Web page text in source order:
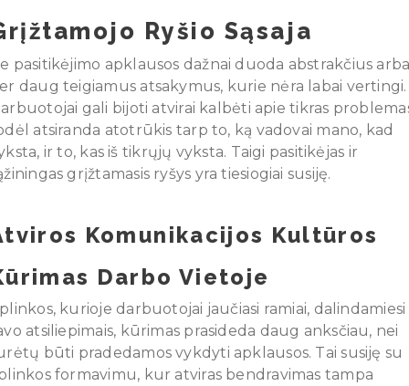
Ryšio Sąsaja
pasitikėjimo apklausos dažnai duoda abstrakčius
daug teigiamus atsakymus, kurie nėra labai vertingi.
gali bijoti atvirai kalbėti apie tikras
atsiranda atotrūkis tarp to, ką vadovai mano, kad
ir to, kas iš tikrųjų vyksta. Taigi pasitikėjas ir
grįžtamasis ryšys yra tiesiogiai susiję.
Komunikacijos Kultūros
Darbo Vietoje
kurioje darbuotojai jaučiasi ramiai, dalindamiesi
atsiliepimais, kūrimas prasideda daug anksčiau, nei
būti pradedamos vykdyti apklausos. Tai susiję su
formavimu, kur atviras bendravimas tampa